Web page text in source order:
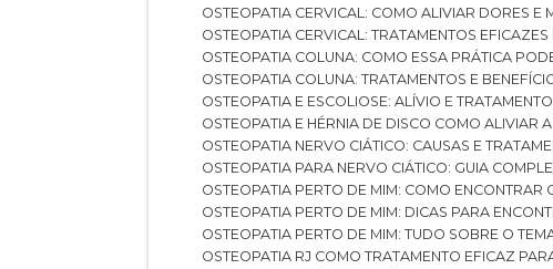
OSTEOPATIA CERVICAL: COMO ALIVIAR DORES
OSTEOPATIA CERVICAL: TRATAMENTOS
OSTEOPATIA COLUNA: COMO ESSA PRÁTICA
OSTEOPATIA COLUNA: TRATAMENTOS E
OSTEOPATIA E ESCOLIOSE: ALÍVIO E
OSTEOPATIA E HÉRNIA DE DISCO COMO ALIVIAR
OSTEOPATIA NERVO CIÁTICO: CAUSAS E
OSTEOPATIA PARA NERVO CIÁTICO: GUIA
OSTEOPATIA PERTO DE MIM: COMO
OSTEOPATIA PERTO DE MIM: DICAS PARA
OSTEOPATIA PERTO DE MIM: TUDO SOBRE O
OSTEOPATIA RJ COMO TRATAMENTO EFICAZ